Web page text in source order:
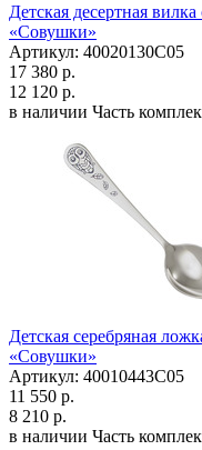
Детская десертная
«Совушки»
Артикул: 40020130С05
17 380 р.
12 120 р.
в наличии Часть
Детская серебряная
«Совушки»
Артикул: 40010443С05
11 550 р.
8 210 р.
в наличии Часть